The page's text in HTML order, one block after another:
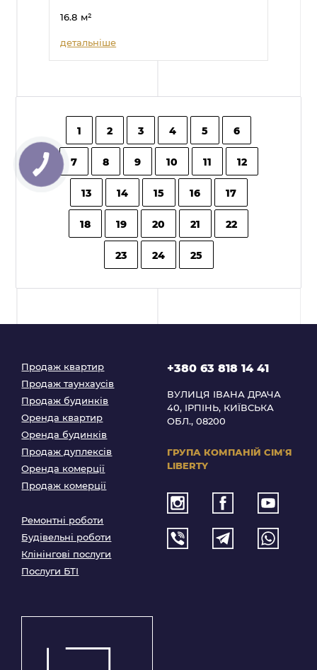
16.8 м²
детальніше
1 2 3 4 5 6
7 8 9 10 11 12
13 14 15 16 17
18 19 20 21 22
23 24 25
Продаж квартир
Продаж таунхаусів
Продаж будинків
Оренда квартир
Оренда будинків
Продаж дуплексів
Оренда комерції
Продаж комерції
Ремонтні роботи
Будівельні роботи
Клінінгові послуги
Послуги БТІ
+380 63 818 14 41
ВУЛИЦЯ ІВАНА ДРАЧА
40, ІРПІНЬ, КИЇВСЬКА
ОБЛ., 08200
ГРУПА КОМПАНІЙ СІМʼЯ
LIBERTY